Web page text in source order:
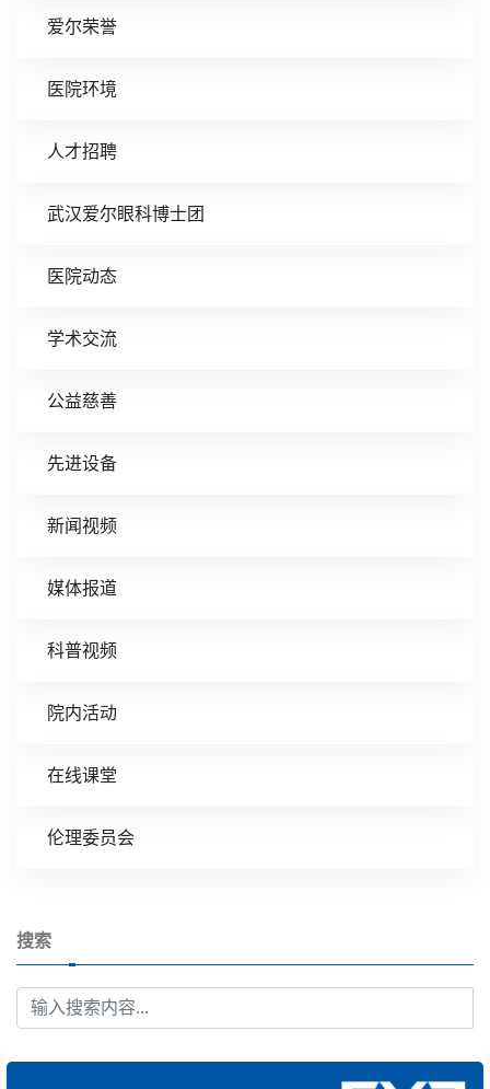
爱尔荣誉
医院环境
人才招聘
武汉爱尔眼科博士团
医院动态
学术交流
公益慈善
先进设备
新闻视频
媒体报道
科普视频
院内活动
在线课堂
伦理委员会
搜索